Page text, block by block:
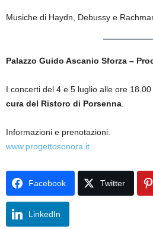
Musiche di Haydn, Debussy e
Palazzo Guido Ascanio Sforza –
I concerti del 4 e 5 luglio alle ore
cura del Ristoro di Porsenna
Informazioni e prenotazioni:
www.progettosonora.it
Facebook Twitter
LinkedIn